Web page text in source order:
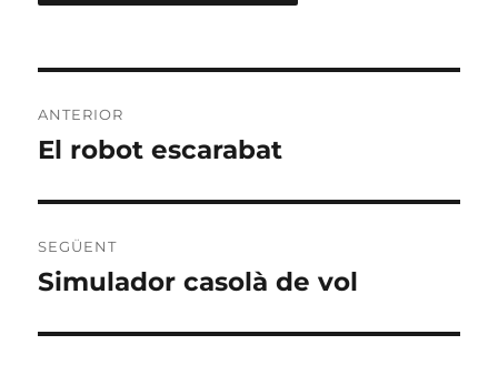
d'entrades
ANTERIOR
Entrada
El robot escarabat
SEGÜENT
Entrada
Simulador casolà de vol